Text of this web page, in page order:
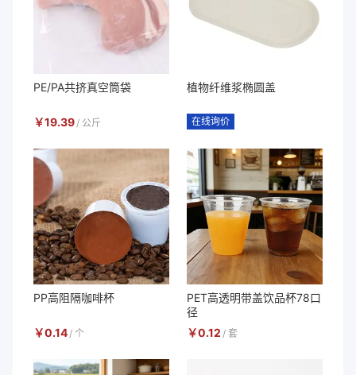
PE/PA共挤真空筒袋
￥19.39 / 公斤
植物纤维浆椭圆盖
在线询价
PP高阻隔咖啡杯
￥0.14 / 个
PET高透明带盖饮品杯78口
径
￥0.12 / 套